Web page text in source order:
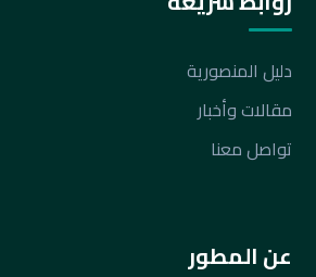
دليل المنصورية
مقالات وأخبار
تواصل معنا
عن المطور